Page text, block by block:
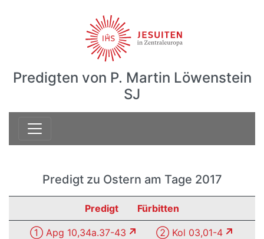
Predigten von P. Martin Löwenstein
SJ
Predigt zu Ostern am Tage 2017
Predigt Fürbitten
① Apg 10,34a.37-43
② Kol 03,01-4